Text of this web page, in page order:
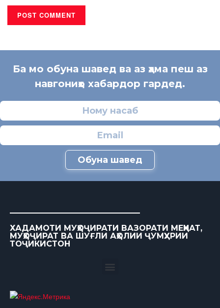
Ба мо обуна шавед ва аз ҳама пеш аз
навгониҳо хабардор гардед.
Обуна шавед
ХАДАМОТИ МУҲОҶИРАТИ ВАЗОРАТИ МЕҲНАТ,
МУҲОҶИРАТ ВА ШУҒЛИ АҲОЛИИ ҶУМҲУРИИ
ТОҶИКИСТОН